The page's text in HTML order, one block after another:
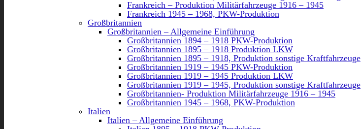
Frankreich – Produktion Militärfahrzeuge 1916 – 1945
Frankreich 1945 – 1968, PKW-Produktion
Großbritannien
Großbritannien – Allgemeine Einführung
Großbritannien 1894 – 1918 PKW-Produktion
Großbritannien 1895 – 1918 Produktion LKW
Großbritannien 1895 – 1918, Produktion sonstige Kraftfahrzeuge
Großbritannien 1919 – 1945 PKW-Produktion
Großbritannien 1919 – 1945 Produktion LKW
Großbritannien 1919 – 1945, Produktion sonstige Kraftfahrzeuge
Großbritannien- Produktion Militärfahrzeuge 1916 – 1945
Großbritannien 1945 – 1968, PKW-Produktion
Italien
Italien – Allgemeine Einführung